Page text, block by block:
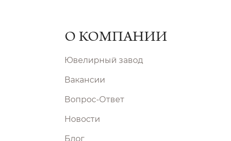
О КОМПАНИИ
Ювелирный завод
Вакансии
Вопрос-Ответ
Новости
Блог